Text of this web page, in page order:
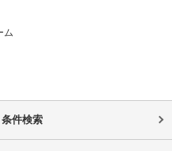
ム
条件検索